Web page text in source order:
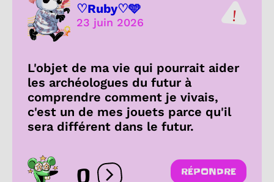
♡Ruby♡🩵
23 juin 2026
L'objet de ma vie qui pourrait aider
les archéologues du futur à
comprendre comment je vivais,
c'est un de mes jouets parce qu'il
sera différent dans le futur.
0 RÉPONDRE